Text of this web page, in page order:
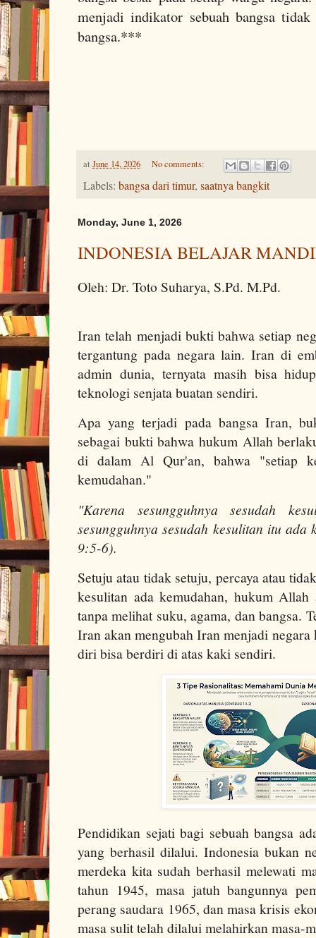
menjadi indikator sebuah bangsa tidak
bangsa.***
at June 14, 2026 No comments:
Labels: bangsa dari timur, saatnya bangkit
Monday, June 1, 2026
INDONESIA BELAJAR
Oleh: Dr. Toto Suharya, S.Pd. M.Pd.
Iran telah menjadi bukti bahwa setiap
tergantung pada negara lain. Iran di
admin dunia, ternyata masih bisa
teknologi senjata buatan sendiri.
Apa yang terjadi pada bangsa Iran,
sebagai bukti bahwa hukum Allah
di dalam Al Qur'an, bahwa "setiap
kemudahan."
"Karena sesungguhnya sesudah
sesungguhnya sesudah kesulitan itu
9:5-6).
Setuju atau tidak setuju, percaya atau
kesulitan ada kemudahan, hukum
tanpa melihat suku, agama, dan bangsa.
Iran akan mengubah Iran menjadi negara
diri bisa berdiri di atas kaki sendiri.
Pendidikan sejati bagi sebuah bangsa
yang berhasil dilalui. Indonesia bukan
merdeka kita sudah berhasil melewati
tahun 1945, masa jatuh bangunnya
perang saudara 1965, dan masa krisis
masa sulit telah dilalui melahirkan masa-